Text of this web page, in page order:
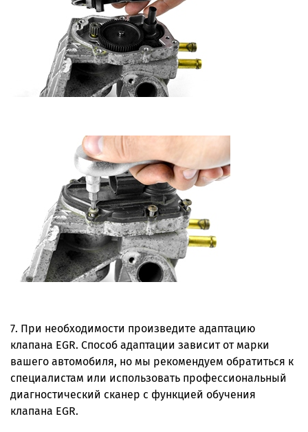
7. При необходимости произведите адаптацию
клапана EGR. Способ адаптации зависит от марки
вашего автомобиля, но мы рекомендуем обратиться к
специалистам или использовать профессиональный
диагностический сканер с функцией обучения
клапана EGR.